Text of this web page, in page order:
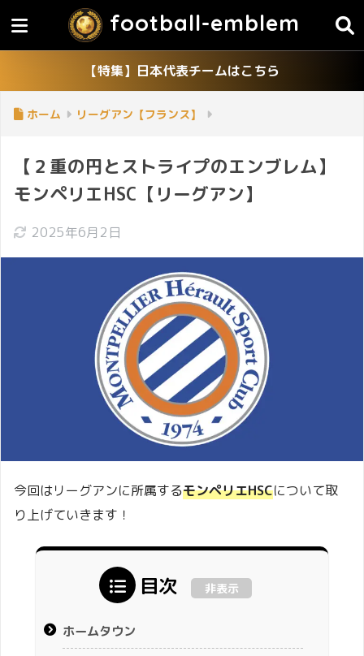
football-emblem
【特集】日本代表チームはこちら
ホーム リーグアン【フランス】
【２重の円とストライプのエンブレム】
モンペリエHSC【リーグアン】
2025年6月2日
今回はリーグアンに所属するモンペリエHSCについて取
り上げていきます！
目次 非表示
ホームタウン